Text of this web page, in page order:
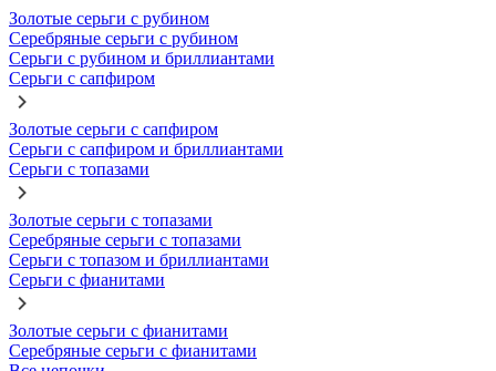
Золотые серьги с рубином
Серебряные серьги с рубином
Серьги с рубином и бриллиантами
Серьги с сапфиром
Золотые серьги с сапфиром
Серьги с сапфиром и бриллиантами
Серьги с топазами
Золотые серьги с топазами
Серебряные серьги с топазами
Серьги с топазом и бриллиантами
Серьги с фианитами
Золотые серьги с фианитами
Серебряные серьги с фианитами